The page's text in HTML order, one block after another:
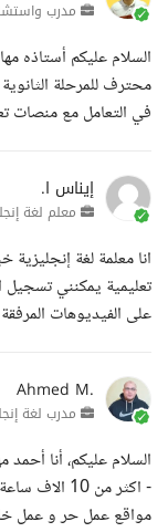
مدرب
السلام عليكم أستاذه
في التعامل مع منصات
إيناس ا.
معلم لغة
انا معلمة لغة
تعليمية يمكنني تسجيل
على الفيديوهات المرفقة
Ahmed M.
مدرب لغة
مواقع عمل حر و عمل